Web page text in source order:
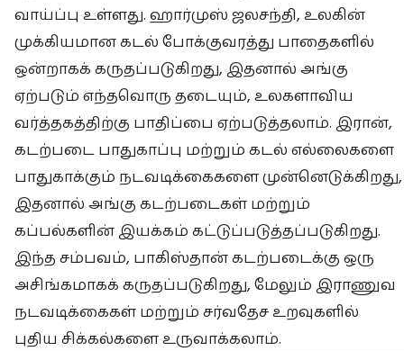
வாய்ப்பு உள்ளது. ஹார்முஸ் ஜலசந்தி, உலகின்
முக்கியமான கடல் போக்குவரத்து பாதைகளில்
ஒன்றாகக் கருதப்படுகிறது, இதனால் அங்கு
ஏற்படும் எந்தவொரு தடையும், உலகளாவிய
வர்த்தகத்திற்கு பாதிப்பை ஏற்படுத்தலாம். இரான்,
கடற்படை பாதுகாப்பு மற்றும் கடல் எல்லைகளை
பாதுகாக்கும் நடவடிக்கைகளை முன்னெடுக்கிறது,
இதனால் அங்கு கடற்படைகள் மற்றும்
கப்பல்களின் இயக்கம் கட்டுப்படுத்தப்படுகிறது.
இந்த சம்பவம், பாகிஸ்தான் கடற்படைக்கு ஒரு
அசிங்கமாகக் கருதப்படுகிறது, மேலும் இராணுவ
நடவடிக்கைகள் மற்றும் சர்வதேச உறவுகளில்
புதிய சிக்கல்களை உருவாக்கலாம்.